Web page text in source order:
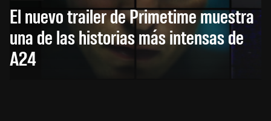
El nuevo trailer de Primetime muestra
una de las historias más intensas de
A24